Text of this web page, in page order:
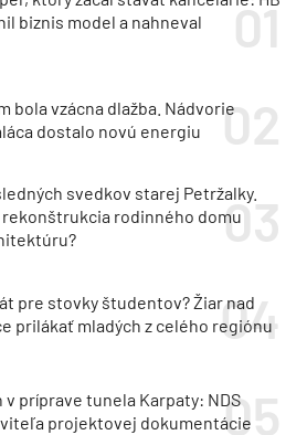
biznis model a nahneval
bola vzácna dlažba. Nádvorie
dostalo novú energiu
svedkov starej Petržalky.
rodinného domu
pre stovky študentov? Žiar nad
prilákať mladých z celého regiónu
v príprave tunela Karpaty: NDS
projektovej dokumentácie